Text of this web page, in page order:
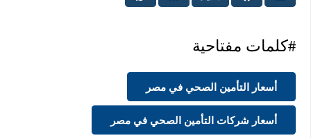
#كلمات مفتاحية
أسعار التأمين الصحي في مصر
أسعار شركات التأمين الصحي في مصر